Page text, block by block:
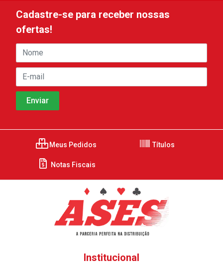
Cadastre-se para receber nossas
ofertas!
Meus Pedidos Títulos
Notas Fiscais
Institucional